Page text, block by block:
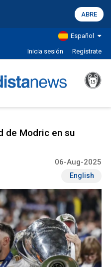
ABRE
Español
Inicia sesión Regístrate
de Modric en su
06-Aug-2025
English